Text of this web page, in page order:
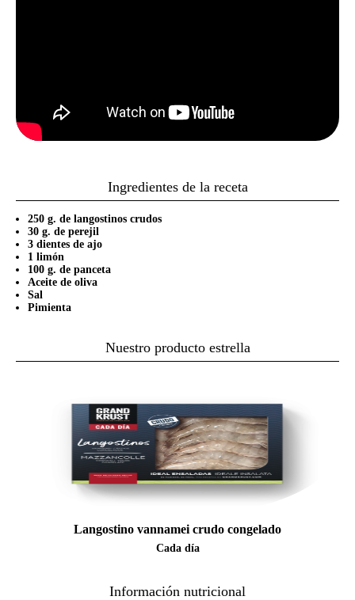
Ingredientes de la receta
250 g. de langostinos crudos
30 g. de perejil
3 dientes de ajo
1 limón
100 g. de panceta
Aceite de oliva
Sal
Pimienta
Nuestro producto estrella
Langostino vannamei crudo congelado
Cada día
Información nutricional